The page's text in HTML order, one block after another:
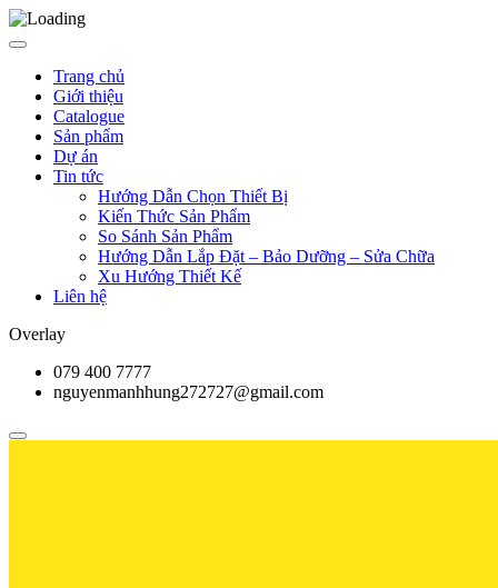
Trang chủ
Giới thiệu
Catalogue
Sản phẩm
Dự án
Tin tức
Hướng Dẫn Chọn Thiết Bị
Kiến Thức Sản Phẩm
So Sánh Sản Phẩm
Hướng Dẫn Lắp Đặt – Bảo Dưỡng – Sửa Chữa
Xu Hướng Thiết Kế
Liên hệ
Overlay
079 400 7777
nguyenmanhhung272727@gmail.com